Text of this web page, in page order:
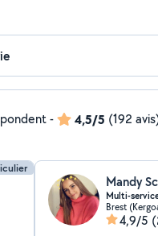
- 4,5/5 (192
Mandy
Multi-
Brest
4,9/5